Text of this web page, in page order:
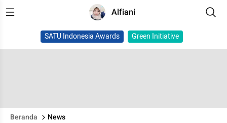
Alfiani
SATU Indonesia Awards Green Initiative
Beranda News